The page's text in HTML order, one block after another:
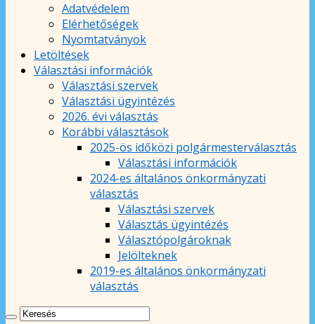
Adatvédelem
Elérhetőségek
Nyomtatványok
Letöltések
Választási információk
Választási szervek
Választási ügyintézés
2026. évi választás
Korábbi választások
2025-ös időközi polgármesterválasztás
Választási információk
2024-es általános önkormányzati
választás
Választási szervek
Választás ügyintézés
Választópolgároknak
Jelölteknek
2019-es általános önkormányzati
választás